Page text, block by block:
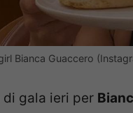
Bianca Guaccero
di gala ieri per